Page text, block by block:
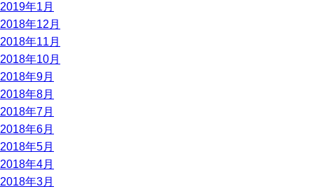
2019年1月
2018年12月
2018年11月
2018年10月
2018年9月
2018年8月
2018年7月
2018年6月
2018年5月
2018年4月
2018年3月